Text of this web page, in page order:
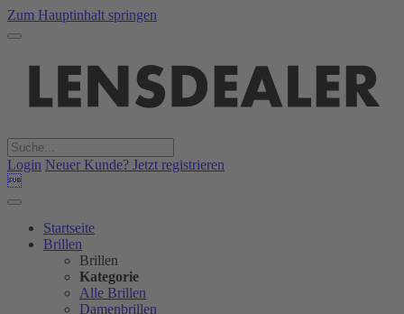
Zum Hauptinhalt springen
Login Neuer Kunde? Jetzt registrieren

Startseite
Brillen
Brillen
Kategorie
Alle Brillen
Damenbrillen